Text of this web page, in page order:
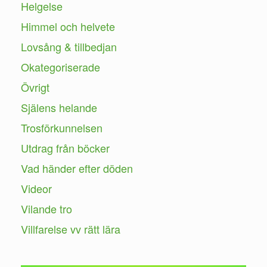
Helgelse
Himmel och helvete
Lovsång & tillbedjan
Okategoriserade
Övrigt
Själens helande
Trosförkunnelsen
Utdrag från böcker
Vad händer efter döden
Videor
Vilande tro
Villfarelse vv rätt lära